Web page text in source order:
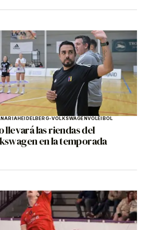
HEIDELBERG-VOLKSWAGENVOLEIBOL
llevará las riendas del
en la temporada